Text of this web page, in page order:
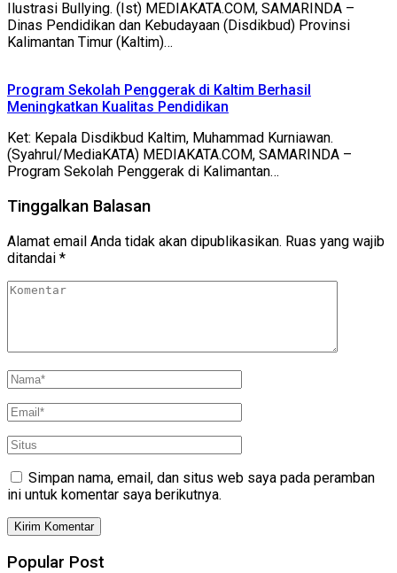
Ilustrasi Bullying. (Ist) MEDIAKATA.COM, SAMARINDA –
Dinas Pendidikan dan Kebudayaan (Disdikbud) Provinsi
Kalimantan Timur (Kaltim)…
Program Sekolah Penggerak di Kaltim Berhasil
Meningkatkan Kualitas Pendidikan
Ket: Kepala Disdikbud Kaltim, Muhammad Kurniawan.
(Syahrul/MediaKATA) MEDIAKATA.COM, SAMARINDA –
Program Sekolah Penggerak di Kalimantan…
Tinggalkan Balasan
Alamat email Anda tidak akan dipublikasikan. Ruas yang wajib
ditandai *
Simpan nama, email, dan situs web saya pada peramban
ini untuk komentar saya berikutnya.
Popular Post